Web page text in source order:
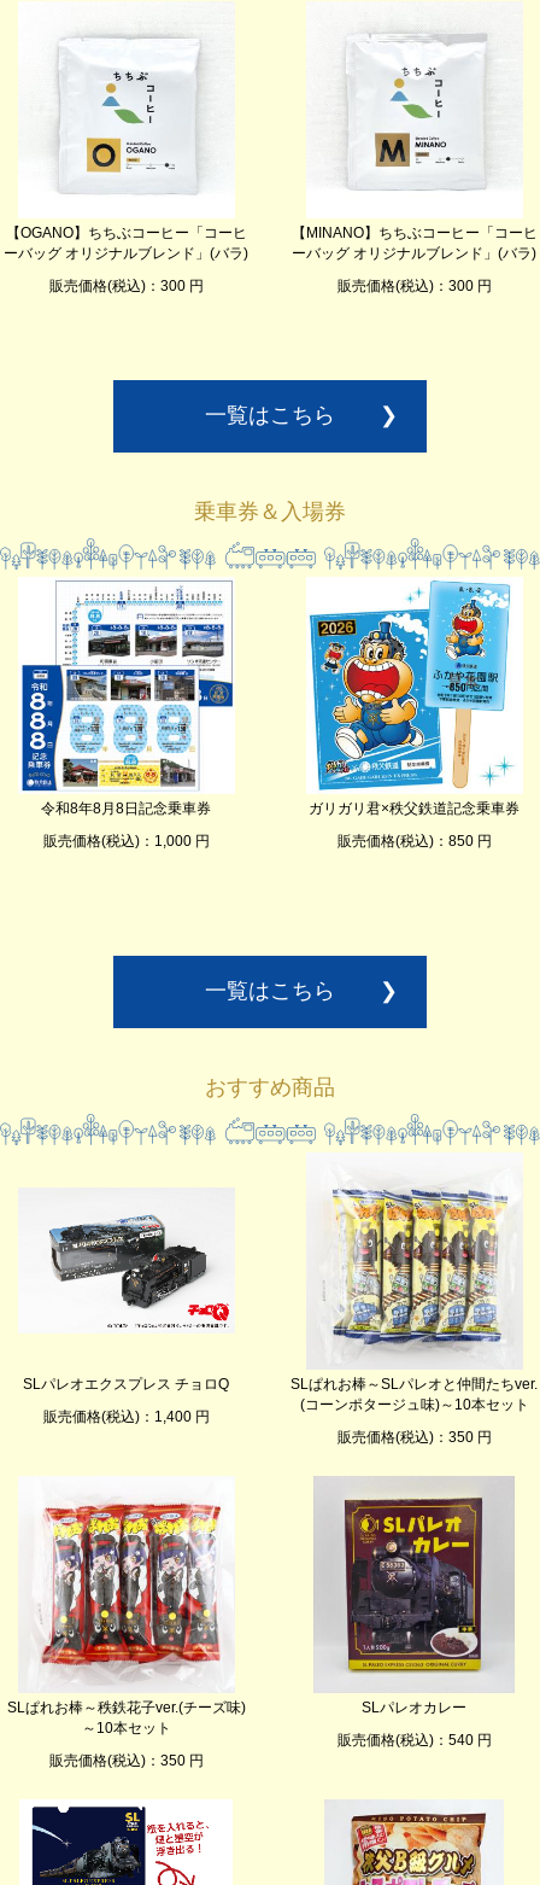
【OGANO】ちちぶコーヒー「コーヒ
ーバッグ オリジナルブレンド」(バラ)
販売価格(税込)：300 円
【MINANO】ちちぶコーヒー「コーヒ
ーバッグ オリジナルブレンド」(バラ)
販売価格(税込)：300 円
一覧はこちら ❯
乗車券＆入場券
令和8年8月8日記念乗車券
販売価格(税込)：1,000 円
ガリガリ君×秩父鉄道記念乗車券
販売価格(税込)：850 円
一覧はこちら ❯
おすすめ商品
SLパレオエクスプレス チョロQ
販売価格(税込)：1,400 円
SLぱれお棒～SLパレオと仲間たちver.
(コーンポタージュ味)～10本セット
販売価格(税込)：350 円
SLぱれお棒～秩鉄花子ver.(チーズ味)
～10本セット
販売価格(税込)：350 円
SLパレオカレー
販売価格(税込)：540 円